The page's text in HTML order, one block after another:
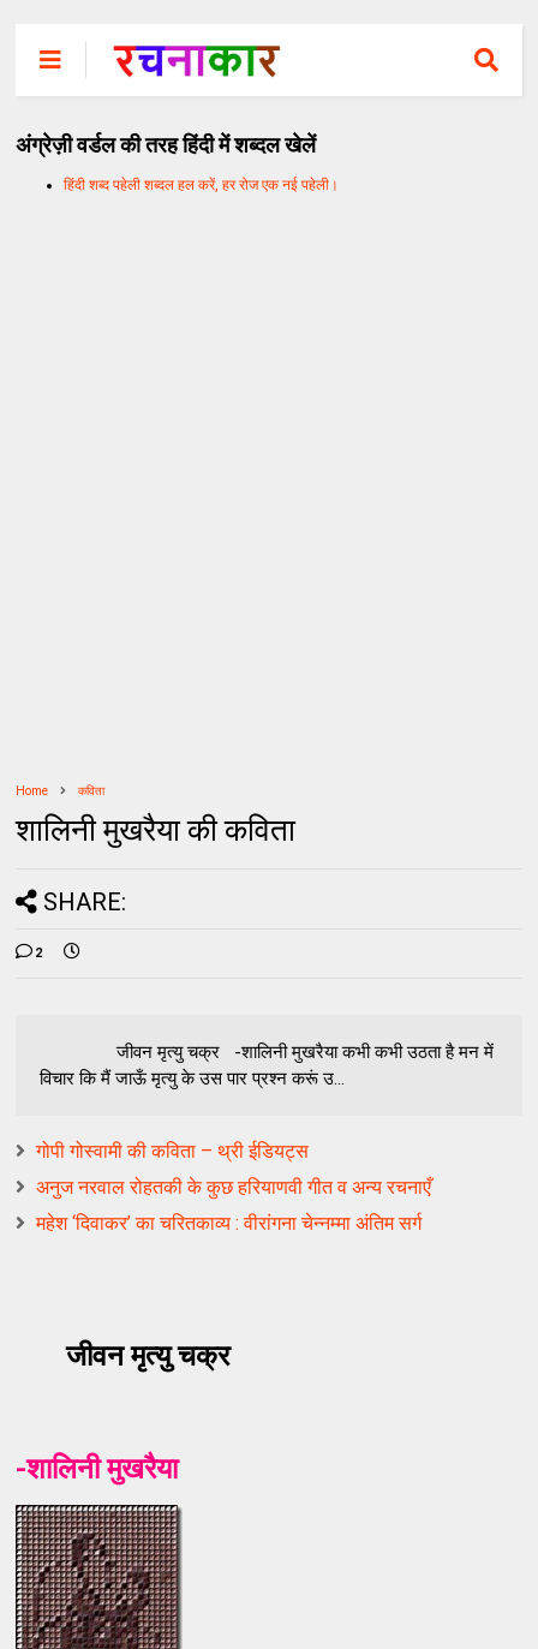
अंग्रेज़ी वर्डल की तरह हिंदी में शब्दल खेलें
हिंदी शब्द पहेली शब्दल हल करें, हर रोज एक नई पहेली।
Home कविता
शालिनी मुखरैया की कविता
SHARE:
2
जीवन मृत्यु चक्र -शालिनी मुखरैया कभी कभी उठता है मन में
विचार कि मैं जाऊँ मृत्यु के उस पार प्रश्न करूं उ...
गोपी गोस्वामी की कविता – थ्री ईडियट्स
अनुज नरवाल रोहतकी के कुछ हरियाणवी गीत व अन्य रचनाएँ
महेश ‘दिवाकर’ का चरितकाव्य : वीरांगना चेन्नम्मा अंतिम सर्ग
जीवन मृत्यु चक्र
-शालिनी मुखरैया